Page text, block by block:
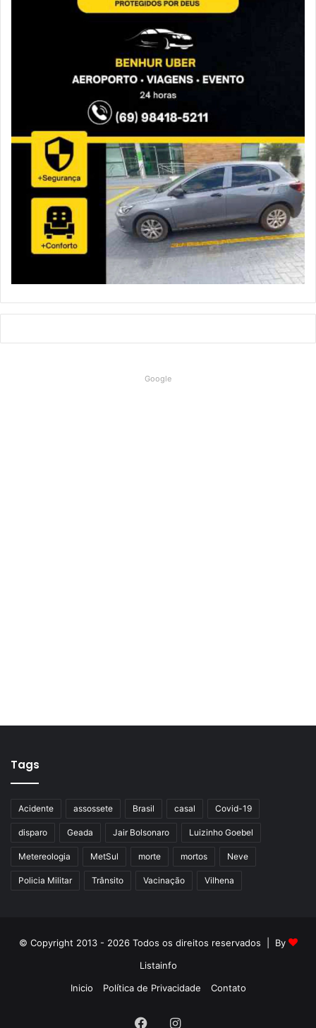
Google
Tags
Acidente assossete Brasil casal Covid-19
disparo Geada Jair Bolsonaro Luizinho Goebel
Metereologia MetSul morte mortos Neve
Policia Militar Trânsito Vacinação Vilhena
© Copyright 2013 - 2026 Todos os direitos reservados | By
Listainfo
Inicio
Política de Privacidade Contato
FacebookInstagram